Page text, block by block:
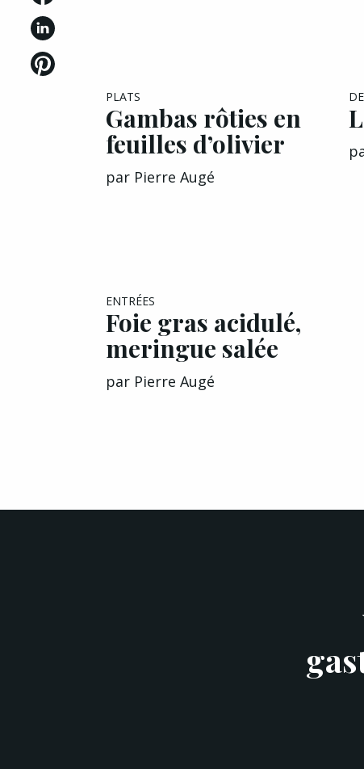
PLATS
Gambas rôties en
feuilles d’olivier
par Pierre Augé
ENTRÉES
Foie gras acidulé,
meringue salée
par Pierre Augé